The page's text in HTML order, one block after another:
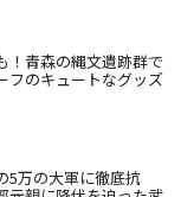
！青森の縄文遺跡群で
フのキュートなグッズ
5万の大軍に徹底抗